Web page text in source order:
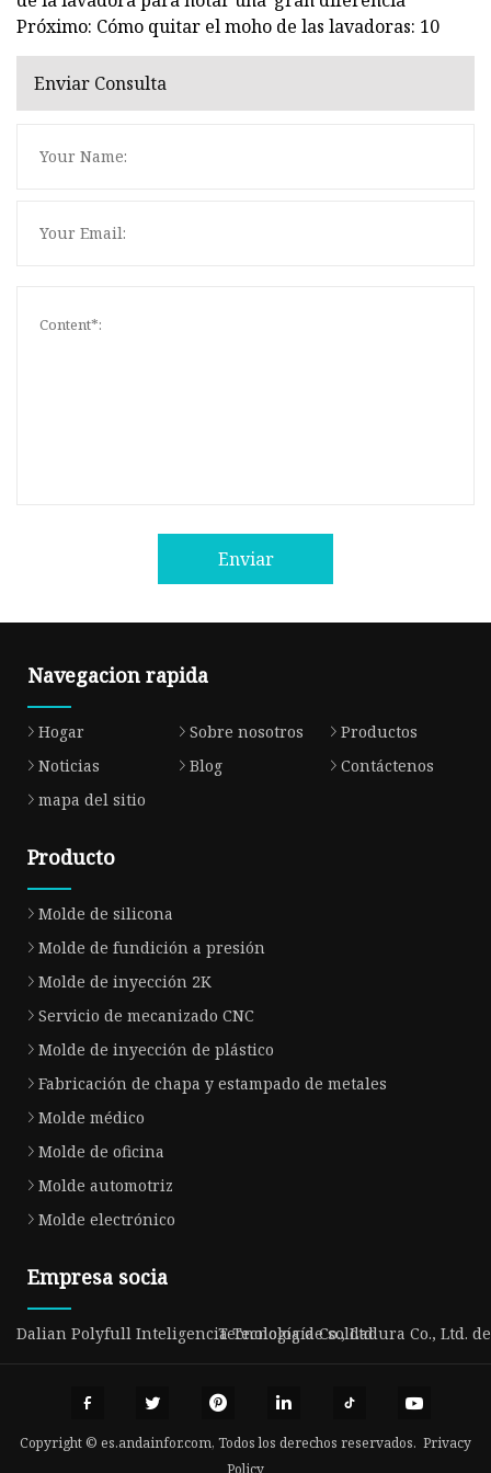
Próximo: Cómo quitar el moho de las lavadoras: 10
Enviar Consulta
Enviar
Navegacion rapida
Hogar Sobre nosotros
Productos
Noticias
Blog
Contáctenos
mapa del sitio
Producto
Molde de silicona
Molde de fundición a presión
Molde de inyección 2K
Servicio de mecanizado CNC
Molde de inyección de plástico
Fabricación de chapa y estampado de metales
Molde médico
Molde de oficina
Molde automotriz
Molde electrónico
Empresa socia
Dalian Polyfull Inteligencia Tecnología Co., Ltd
Tecnología de soldadura Co., Ltd.
Copyright © es.andainfor.com, Todos los derechos reservados. Privacy
Policy